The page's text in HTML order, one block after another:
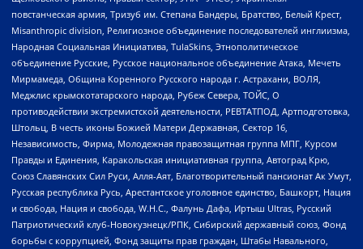
повстанческая армия, Тризуб им. Степана Бандеры, Братство, Белый Крест,
Misanthropic division, Религиозное объединение последователей инглиизма,
Народная Социальная Инициатива, TulaSkins, Этнополитическое
объединение Русские, Русское национальное объединение Атака, Мечеть
Мирмамеда, Община Коренного Русского народа г. Астрахани, ВОЛЯ,
Меджлис крымскотатарского народа, Рубеж Севера, ТОЙС, О
противодействии экстремистской деятельности, РЕВТАТПОД, Артподготовка,
Штольц, В честь иконы Божией Матери Державная, Сектор 16,
Независимость, Фирма, Молодежная правозащитная группа МПГ, Курсом
Правды и Единения, Каракольская инициативная группа, Автоград Крю,
Союз Славянских Сил Руси, Алля-Аят, Благотворительный пансионат Ак Умут,
Русская республика Русь, Арестантское уголовное единство, Башкорт, Нация
и свобода, Нация и свобода, W.H.С., Фалунь Дафа, Иртыш Ultras, Русский
Патриотический клуб-Новокузнецк/РПК, Сибирский державный союз, Фонд
борьбы с коррупцией, Фонд защиты прав граждан, Штабы Навального,